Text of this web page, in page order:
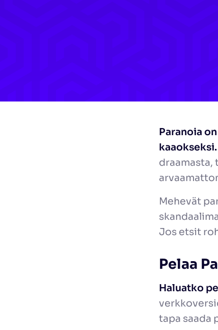
Paranoia
kaaokseksi.
draamasta,
Mehevät
Jos etsit
Pelaa
Haluatko
tapa saada